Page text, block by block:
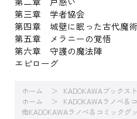
第三章 学者協会
第四章 城壁に眠った古代魔術
第五章 メラニーの覚悟
第六章 守護の魔法陣
エピローグ
ホーム KADOKAWAブックス
ホーム
KADOKAWAラノベ＆
他KADOKAWAラノベ＆コミックグ